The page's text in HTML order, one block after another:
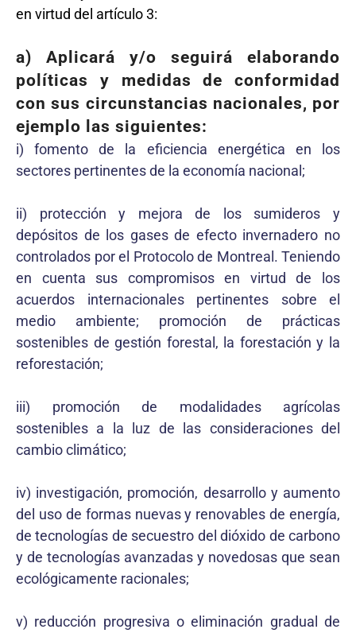
en virtud del artículo 3:
a) Aplicará y/o seguirá elaborando
políticas y medidas de conformidad
con sus circunstancias nacionales, por
ejemplo las siguientes:
i) fomento de la eficiencia energética en los
sectores pertinentes de la economía nacional;
ii) protección y mejora de los sumideros y
depósitos de los gases de efecto invernadero no
controlados por el Protocolo de Montreal. Teniendo
en cuenta sus compromisos en virtud de los
acuerdos internacionales pertinentes sobre el
medio ambiente; promoción de prácticas
sostenibles de gestión forestal, la forestación y la
reforestación;
iii) promoción de modalidades agrícolas
sostenibles a la luz de las consideraciones del
cambio climático;
iv) investigación, promoción, desarrollo y aumento
del uso de formas nuevas y renovables de energía,
de tecnologías de secuestro del dióxido de carbono
y de tecnologías avanzadas y novedosas que sean
ecológicamente racionales;
v) reducción progresiva o eliminación gradual de